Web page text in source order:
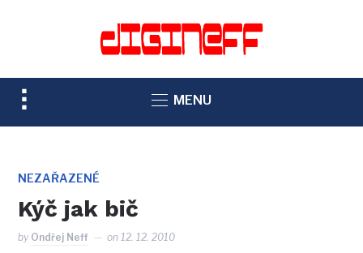
TOGGLE
SIDEBAR
NAVIGATION
MENU
NEZAŘAZENÉ
Kýč jak bič
by Ondřej Neff on12. 12. 2010